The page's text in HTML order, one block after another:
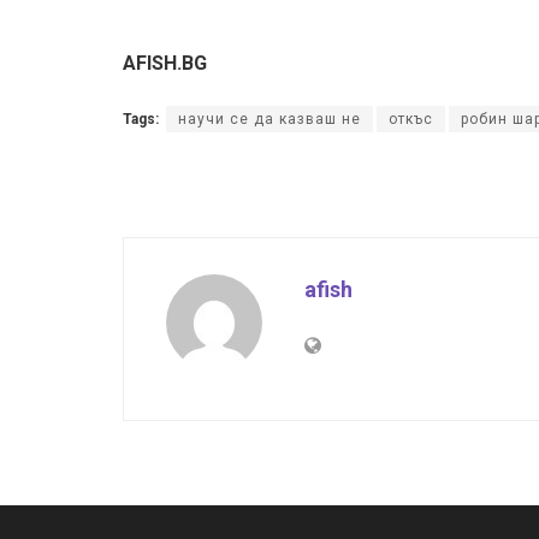
AFISH.BG
Tags: научи се да казваш не откъс робин
afish